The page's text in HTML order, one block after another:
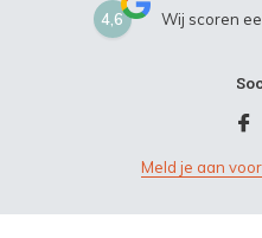
4,6 Wij scoren
Meld je aan